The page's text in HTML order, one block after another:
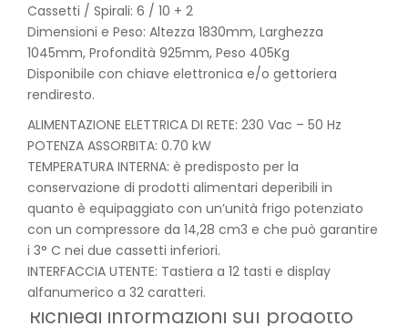
Cassetti / Spirali: 6 / 10 + 2
Dimensioni e Peso: Altezza 1830mm, Larghezza
1045mm, Profondità 925mm, Peso 405Kg
Disponibile con chiave elettronica e/o gettoriera
rendiresto.
ALIMENTAZIONE ELETTRICA DI RETE: 230 Vac – 50 Hz
POTENZA ASSORBITA: 0.70 kW
TEMPERATURA INTERNA: è predisposto per la
conservazione di prodotti alimentari deperibili in
quanto è equipaggiato con un’unità frigo potenziato
con un compressore da 14,28 cm3 e che può garantire
i 3° C nei due cassetti inferiori.
INTERFACCIA UTENTE: Tastiera a 12 tasti e display
alfanumerico a 32 caratteri.
Richiedi informazioni sul prodotto